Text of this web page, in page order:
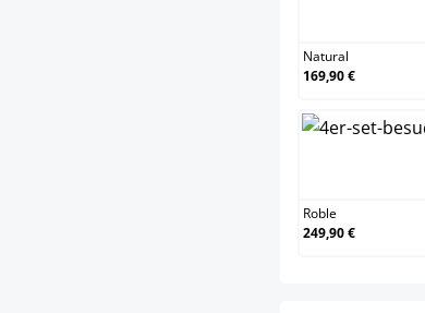
Natural
169,90 €
Roble
249,90 €